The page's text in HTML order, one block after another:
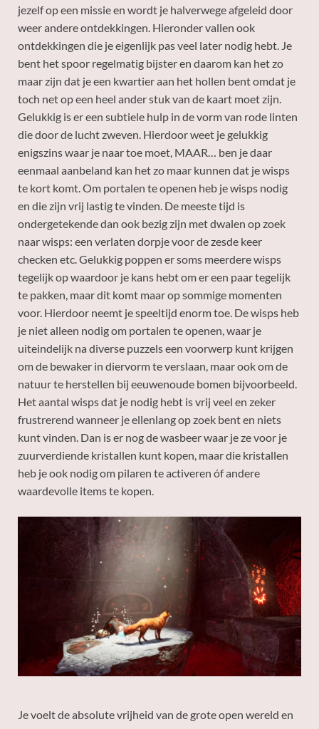
jezelf op een missie en wordt je halverwege afgeleid door
weer andere ontdekkingen. Hieronder vallen ook
ontdekkingen die je eigenlijk pas veel later nodig hebt. Je
bent het spoor regelmatig bijster en daarom kan het zo
maar zijn dat je een kwartier aan het hollen bent omdat je
toch net op een heel ander stuk van de kaart moet zijn.
Gelukkig is er een subtiele hulp in de vorm van rode linten
die door de lucht zweven. Hierdoor weet je gelukkig
enigszins waar je naar toe moet, MAAR… ben je daar
eenmaal aanbeland kan het zo maar kunnen dat je wisps
te kort komt. Om portalen te openen heb je wisps nodig
en die zijn vrij lastig te vinden. De meeste tijd is
ondergetekende dan ook bezig zijn met dwalen op zoek
naar wisps: een verlaten dorpje voor de zesde keer
checken etc. Gelukkig poppen er soms meerdere wisps
tegelijk op waardoor je kans hebt om er een paar tegelijk
te pakken, maar dit komt maar op sommige momenten
voor. Hierdoor neemt je speeltijd enorm toe. De wisps heb
je niet alleen nodig om portalen te openen, waar je
uiteindelijk na diverse puzzels een voorwerp kunt krijgen
om de bewaker in diervorm te verslaan, maar ook om de
natuur te herstellen bij eeuwenoude bomen bijvoorbeeld.
Het aantal wisps dat je nodig hebt is vrij veel en zeker
frustrerend wanneer je ellenlang op zoek bent en niets
kunt vinden. Dan is er nog de wasbeer waar je ze voor je
zuurverdiende kristallen kunt kopen, maar die kristallen
heb je ook nodig om pilaren te activeren óf andere
waardevolle items te kopen.
Je voelt de absolute vrijheid van de grote open wereld en